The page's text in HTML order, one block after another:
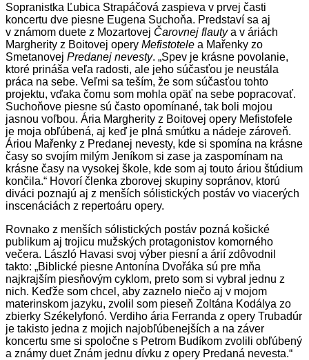
Sopranistka Ľubica Strapáčová zaspieva v prvej časti
koncertu dve piesne Eugena Suchoňa. Predstaví sa aj
v známom duete z Mozartovej Čarovnej flautya v áriách
Margherity z Boitovej opery Mefistotele a Mařenky zo
Smetanovej Predanej nevesty. „Spev je krásne povolanie,
ktoré prináša veľa radosti, ale jeho súčasťou je neustála
práca na sebe. Veľmi sa teším, že som súčasťou tohto
projektu, vďaka čomu som mohla opäť na sebe popracovať.
Suchoňove piesne sú často opomínané, tak boli mojou
jasnou voľbou. Ária Margherity z Boitovej opery Mefistofele
je moja obľúbená, aj keď je plná smútku a nádeje zároveň.
Áriou Mařenky z Predanej nevesty, kde si spomína na krásne
časy so svojím milým Jeníkom si zase ja zaspomínam na
krásne časy na vysokej škole, kde som aj touto áriou štúdium
končila.“ Hovorí členka zborovej skupiny sopránov, ktorú
diváci poznajú aj z menších sólistických postáv vo viacerých
inscenáciách z repertoáru opery.
Rovnako z menších sólistických postáv pozná košické
publikum aj trojicu mužských protagonistov komorného
večera. László Havasi svoj výber piesní a árií zdôvodnil
takto: „Biblické piesne Antonína Dvořáka sú pre mňa
najkrajším piesňovým cyklom, preto som si vybral jednu z
nich. Keďže som chcel, aby zaznelo niečo aj v mojom
materinskom jazyku, zvolil som pieseň Zoltána Kodálya zo
zbierky Székelyfonó. Verdiho ária Ferranda z opery Trubadúr
je takisto jedna z mojich najobľúbenejších a na záver
koncertu sme si spoločne s Petrom Budíkom zvolili obľúbený
a známy duet Znám jednu dívku z opery Predaná nevesta.“